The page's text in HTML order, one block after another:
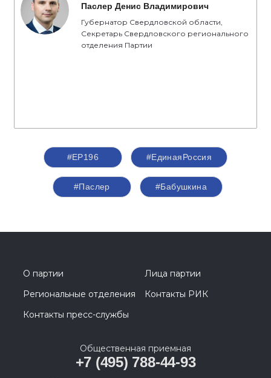
Паслер Денис Владимирович
Губернатор Свердловской области,
Секретарь Свердловского регионального
отделения Партии
#ЕР196 #ЕдинаяРоссия
#Паслер #Бабушкина
О партии
Лица партии
Региональные отделения
Контакты РИК
Контакты пресс-службы
Общественная приемная
+7 (495) 788-44-93